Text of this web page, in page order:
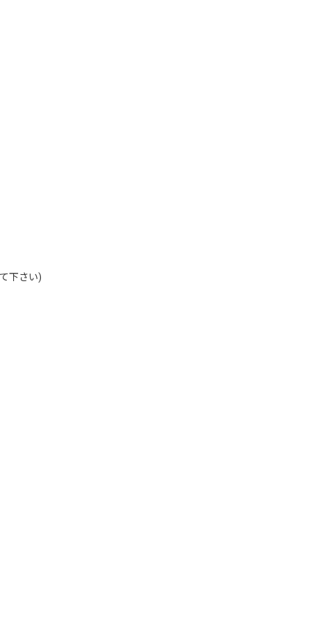
下さい)